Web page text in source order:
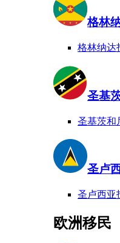
格林
格林纳达
圣基
圣基茨和
圣卢
圣卢西亚
欧洲移民